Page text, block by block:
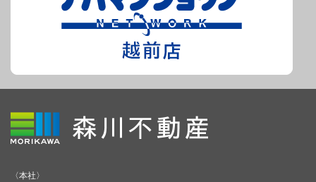
〈本社〉